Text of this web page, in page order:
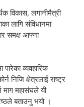
विकास, लगानीमैत्री
लागि संविधानमा
समक्ष आफ्ना
व्यवहारिक
निजि क्षेत्रलाई राष्ट्र
माग महासंघले यी
बताउनु भयो ।